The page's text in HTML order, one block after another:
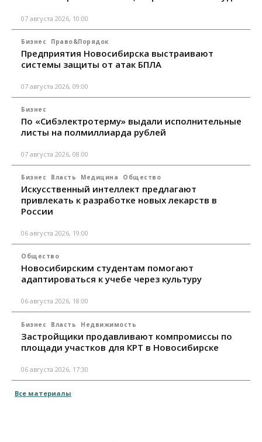
07 августа 2026, 10:00
Бизнес Право&Порядок
Предприятия Новосибирска выстраивают
системы защиты от атак БПЛА
07 августа 2026, 09:00
Бизнес
По «Сибэлектротерму» выдали исполнительные
листы на полмиллиарда рублей
07 августа 2026, 08:00
Бизнес Власть Медицина Общество
Искусственный интеллект предлагают
привлекать к разработке новых лекарств в
России
06 августа 2026, 19:00
Общество
Новосибирским студентам помогают
адаптироваться к учебе через культуру
06 августа 2026, 18:00
Бизнес Власть Недвижимость
Застройщики продавливают компромиссы по
площади участков для КРТ в Новосибирске
06 августа 2026, 17:30
Все материалы